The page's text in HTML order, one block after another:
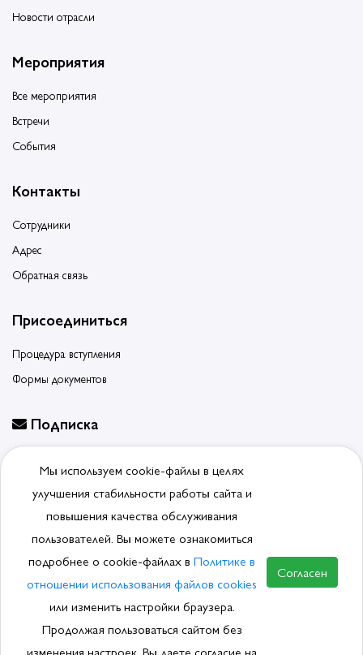
Новости отрасли
Мероприятия
Все мероприятия
Встречи
События
Контакты
Сотрудники
Адрес
Обратная связь
Присоединиться
Процедура вступления
Формы документов
Подписка
Отписаться от рассылки
© 2026, Ассоциация производителей и поставщиков
сантехники.Политика обработки ПДн
Мы используем cookie-файлы в целях
улучшения стабильности работы сайта и
повышения качества обслуживания
пользователей. Вы можете ознакомиться
подробнее о cookie-файлах в Политике в
отношении использования файлов cookies
или изменить настройки браузера.
Продолжая пользоваться сайтом без
Согласен